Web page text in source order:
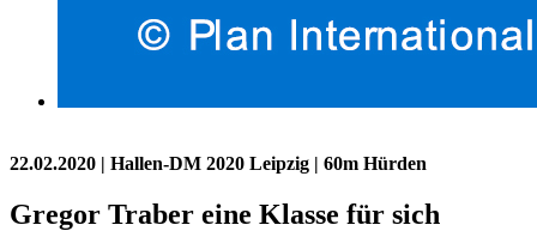
22.02.2020 | Hallen-DM 2020 Leipzig | 60m Hürden
Gregor Traber eine Klasse für sich